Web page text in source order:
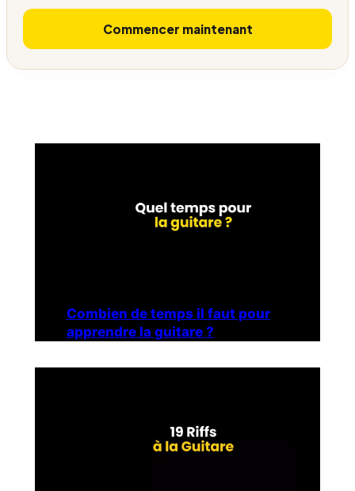
Commencer maintenant
Combien de temps il faut pour
apprendre la guitare ?